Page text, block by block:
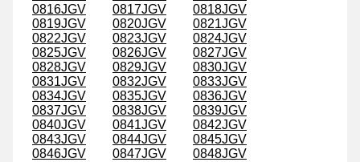
0816JGV
0817JGV
0818JGV
0819JGV
0820JGV
0821JGV
0822JGV
0823JGV
0824JGV
0825JGV
0826JGV
0827JGV
0828JGV
0829JGV
0830JGV
0831JGV
0832JGV
0833JGV
0834JGV
0835JGV
0836JGV
0837JGV
0838JGV
0839JGV
0840JGV
0841JGV
0842JGV
0843JGV
0844JGV
0845JGV
0846JGV
0847JGV
0848JGV